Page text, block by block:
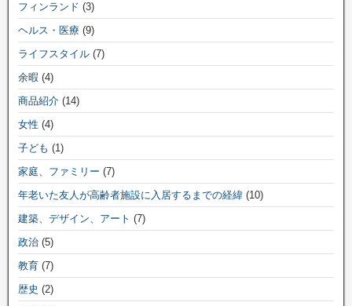
フィンランド (3)
ヘルス・医療 (9)
ライフスタイル (7)
余暇 (4)
商品紹介 (14)
女性 (4)
子ども (1)
家庭、ファミリー (7)
年老いた友人が高齢者施設に入居するまでの経緯 (10)
建築、デザイン、アート (7)
政治 (5)
教育 (7)
歴史 (2)